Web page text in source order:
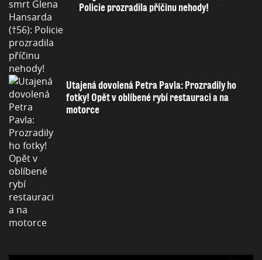
Policie prozradila příčinu nehody!
Utajená dovolená Petra Pavla: Prozradily ho
fotky! Opět v oblíbené rybí restauraci a na
motorce